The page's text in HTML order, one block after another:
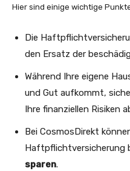
Hier sind einige wichtige
Die
den Ersatz der
Während Ihre eigene
und Gut aufkommt,
Ihre finanziellen Risiken
Bei CosmosDirekt
Haftpflichtversicherung
sparen.